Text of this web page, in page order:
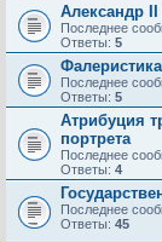
Александр
Последнее
Ответы: 5
Последнее
Ответы: 5
Атрибуция
портрета
Последнее
Ответы: 4
Последнее
Ответы: 45